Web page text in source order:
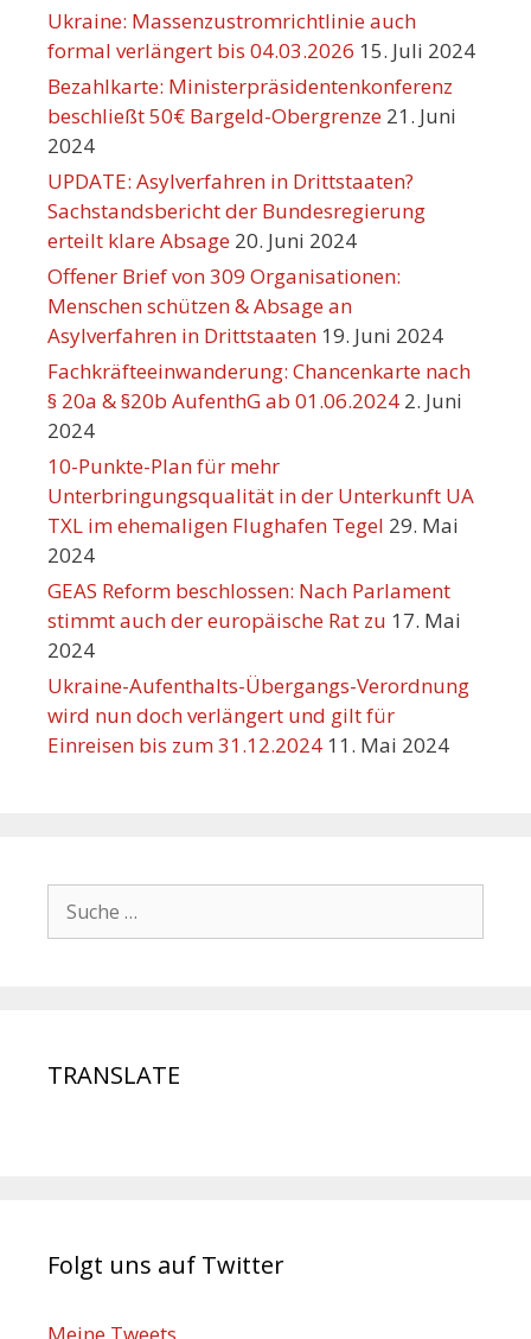
Ukraine: Massenzustromrichtlinie auch
formal verlängert bis 04.03.2026 15. Juli 2024
Bezahlkarte: Ministerpräsidentenkonferenz
beschließt 50€ Bargeld-Obergrenze 21. Juni
2024
UPDATE: Asylverfahren in Drittstaaten?
Sachstandsbericht der Bundesregierung
erteilt klare Absage 20. Juni 2024
Offener Brief von 309 Organisationen:
Menschen schützen & Absage an
Asylverfahren in Drittstaaten 19. Juni 2024
Fachkräfteeinwanderung: Chancenkarte nach
§ 20a & §20b AufenthG ab 01.06.2024 2. Juni
2024
10-Punkte-Plan für mehr
Unterbringungsqualität in der Unterkunft UA
TXL im ehemaligen Flughafen Tegel 29. Mai
2024
GEAS Reform beschlossen: Nach Parlament
stimmt auch der europäische Rat zu 17. Mai
2024
Ukraine-Aufenthalts-Übergangs-Verordnung
wird nun doch verlängert und gilt für
Einreisen bis zum 31.12.2024 11. Mai 2024
TRANSLATE
Folgt uns auf Twitter
Meine Tweets